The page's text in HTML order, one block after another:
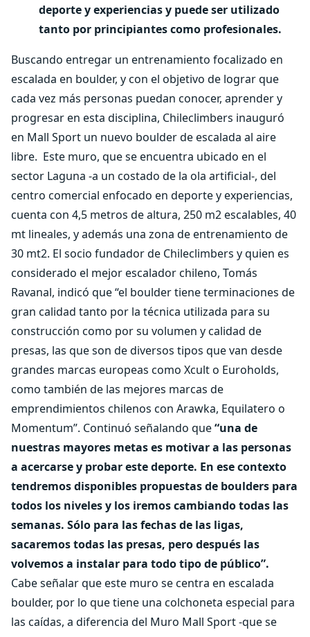
deporte y experiencias y puede ser utilizado
tanto por principiantes como profesionales.
Buscando entregar un entrenamiento focalizado en
escalada en boulder, y con el objetivo de lograr que
cada vez más personas puedan conocer, aprender y
progresar en esta disciplina, Chileclimbers inauguró
en Mall Sport un nuevo boulder de escalada al aire
libre. Este muro, que se encuentra ubicado en el
sector Laguna -a un costado de la ola artificial-, del
centro comercial enfocado en deporte y experiencias,
cuenta con 4,5 metros de altura, 250 m2 escalables, 40
mt lineales, y además una zona de entrenamiento de
30 mt2. El socio fundador de Chileclimbers y quien es
considerado el mejor escalador chileno, Tomás
Ravanal, indicó que “el boulder tiene terminaciones de
gran calidad tanto por la técnica utilizada para su
construcción como por su volumen y calidad de
presas, las que son de diversos tipos que van desde
grandes marcas europeas como Xcult o Euroholds,
como también de las mejores marcas de
emprendimientos chilenos con Arawka, Equilatero o
Momentum”. Continuó señalando que“una de
nuestras mayores metas es motivar a las personas
a acercarse y probar este deporte. En ese contexto
tendremos disponibles propuestas de boulders para
todos los niveles y los iremos cambiando todas las
semanas. Sólo para las fechas de las ligas,
sacaremos todas las presas, pero después las
volvemos a instalar para todo tipo de público”.
Cabe señalar que este muro se centra en escalada
boulder, por lo que tiene una colchoneta especial para
las caídas, a diferencia del Muro Mall Sport -que se